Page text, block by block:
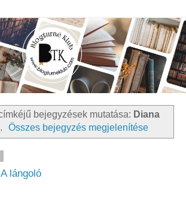
bejegyzések mutatása: Diana
. Összes bejegyzés megjelenítése
lángoló